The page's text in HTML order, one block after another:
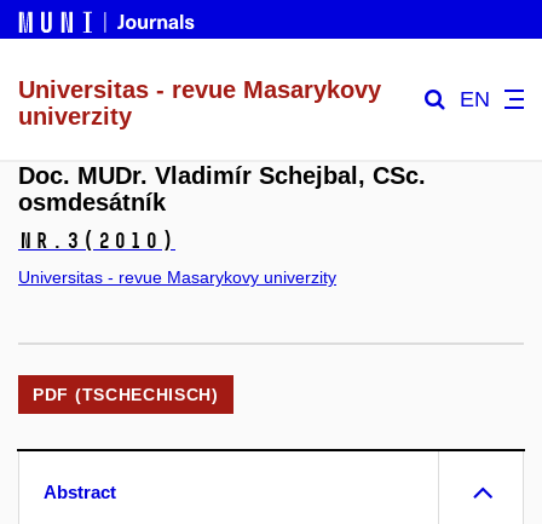
Universitas - revue Masarykovy
univerzity
EN
Doc. MUDr. Vladimír Schejbal, CSc.
osmdesátník
Nr.3 (2010)
Universitas - revue Masarykovy univerzity
PDF (TSCHECHISCH)
Abstract